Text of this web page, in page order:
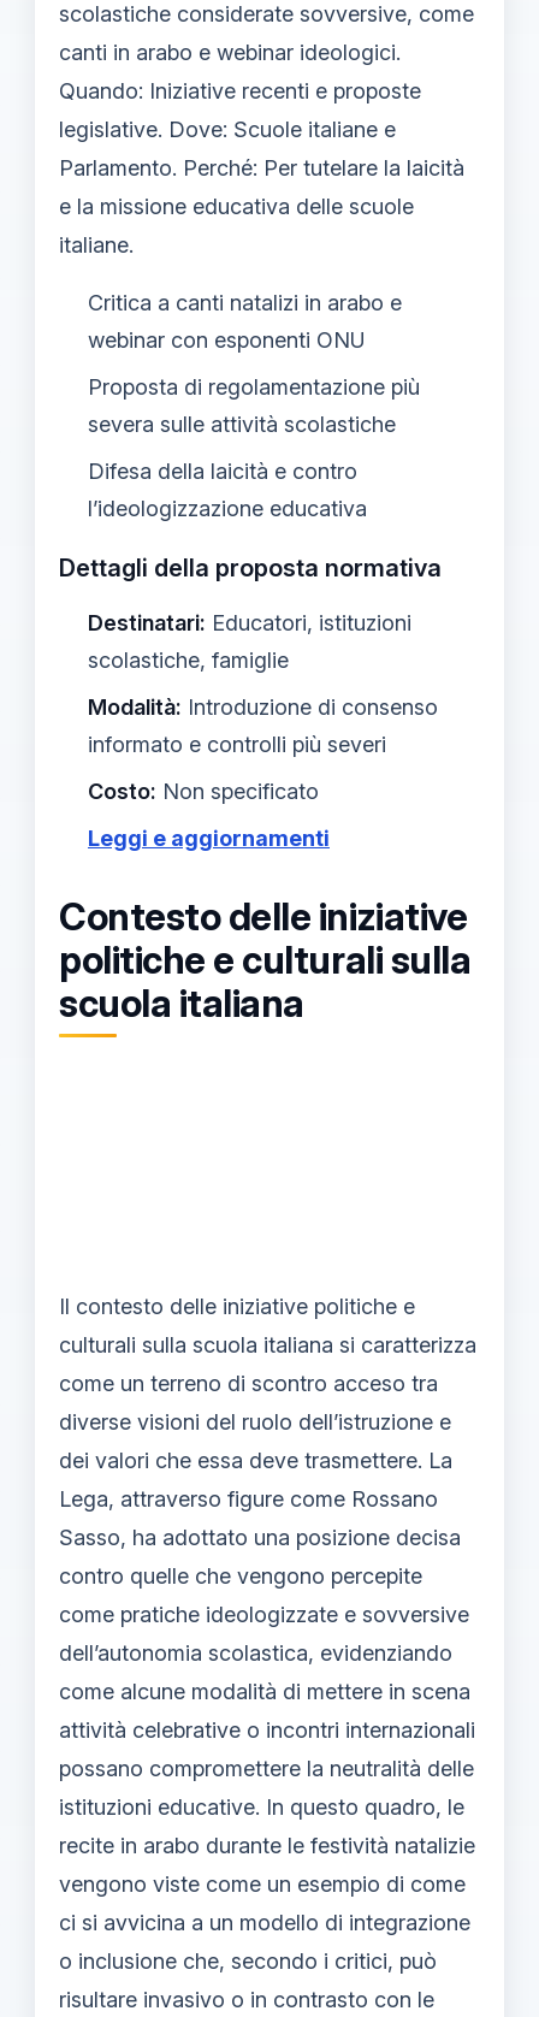
scolastiche considerate sovversive, come
canti in arabo e webinar ideologici.
Quando: Iniziative recenti e proposte
legislative. Dove: Scuole italiane e
Parlamento. Perché: Per tutelare la laicità
e la missione educativa delle scuole
italiane.
Critica a canti natalizi in arabo e
webinar con esponenti ONU
Proposta di regolamentazione più
severa sulle attività scolastiche
Difesa della laicità e contro
l’ideologizzazione educativa
Dettagli della proposta normativa
Destinatari: Educatori, istituzioni
scolastiche, famiglie
Modalità: Introduzione di consenso
informato e controlli più severi
Costo: Non specificato
Leggi e aggiornamenti
Contesto delle iniziative
politiche e culturali sulla
scuola italiana
Il contesto delle iniziative politiche e
culturali sulla scuola italiana si caratterizza
come un terreno di scontro acceso tra
diverse visioni del ruolo dell’istruzione e
dei valori che essa deve trasmettere. La
Lega, attraverso figure come Rossano
Sasso, ha adottato una posizione decisa
contro quelle che vengono percepite
come pratiche ideologizzate e sovversive
dell’autonomia scolastica, evidenziando
come alcune modalità di mettere in scena
attività celebrative o incontri internazionali
possano compromettere la neutralità delle
istituzioni educative. In questo quadro, le
recite in arabo durante le festività natalizie
vengono viste come un esempio di come
ci si avvicina a un modello di integrazione
o inclusione che, secondo i critici, può
risultare invasivo o in contrasto con le